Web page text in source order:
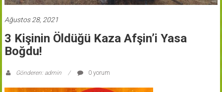
Ağustos 28, 2021
3 Kişinin Öldüğü Kaza Afşin’i Yasa
Boğdu!
Gönderen: admin 0 yorum